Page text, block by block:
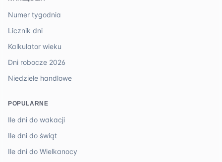
Numer tygodnia
Licznik dni
Kalkulator wieku
Dni robocze 2026
Niedziele handlowe
POPULARNE
Ile dni do wakacji
Ile dni do świąt
Ile dni do Wielkanocy